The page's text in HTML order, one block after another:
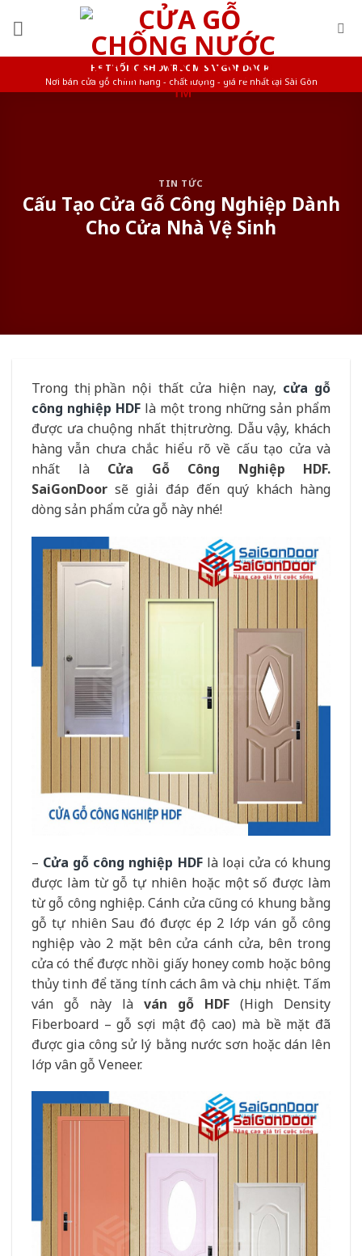
HỆ THỐNG SHOWROOM SAIGONDOOR
Nơi bán cửa gỗ chính hãng - chất lượng - giá rẻ nhất tại Sài Gòn
TIN TỨC
Cấu Tạo Cửa Gỗ Công Nghiệp Dành
Cho Cửa Nhà Vệ Sinh
Trong thị phần nội thất cửa hiện nay, cửa gỗ
công nghiệp HDF là một trong những sản phẩm
được ưa chuộng nhất thị trường. Dẫu vậy, khách
hàng vẫn chưa chắc hiểu rõ về cấu tạo cửa và
nhất là Cửa Gỗ Công Nghiệp HDF.
SaiGonDoor sẽ giải đáp đến quý khách hàng
dòng sản phẩm cửa gỗ này nhé!
– Cửa gỗ công nghiệp HDFlà loại cửa có khung
được làm từ gỗ tự nhiên hoặc một số được làm
từ gỗ công nghiệp. Cánh cửa cũng có khung bằng
gỗ tự nhiên Sau đó được ép 2 lớp ván gỗ công
nghiệp vào 2 mặt bên cửa cánh cửa, bên trong
cửa có thể được nhồi giấy honey comb hoặc bông
thủy tinh để tăng tính cách âm và chịu nhiệt. Tấm
ván gỗ này là ván gỗ HDF (High Density
Fiberboard – gỗ sợi mật độ cao) mà bề mặt đã
được gia công sử lý bằng nước sơn hoặc dán lên
lớp vân gỗ Veneer.